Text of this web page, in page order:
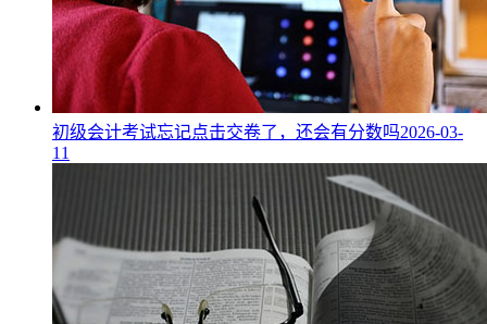
初级会计考试忘记点击交卷了，还会有分数吗2026-03-
11